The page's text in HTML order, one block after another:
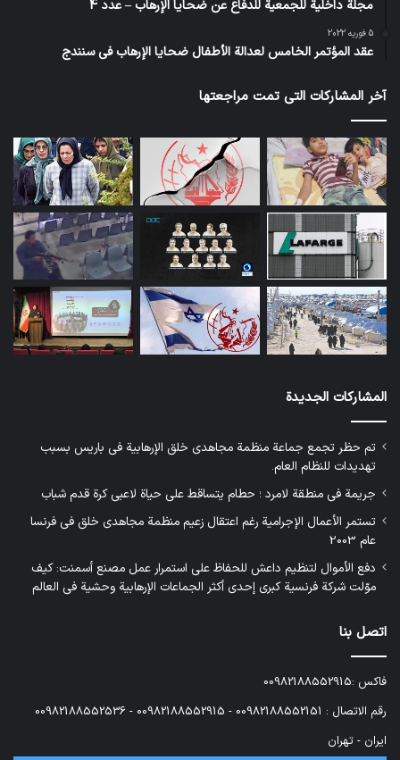
مجلة داخلية للجمعية للدفاع عن ضحايا الإرهاب – عدد 4
5 فوریه 2022
عقد المؤتمر الخامس لعدالة الأطفال ضحايا الإرهاب في سنندج
آخر المشاركات التي تمت مراجعتها
المشاركات الجديدة
تم حظر تجمع جماعة منظمة مجاهدي خلق الإرهابية في باريس بسبب
تهديدات للنظام العام.
جريمة في منطقة لامرد ؛ حطام يتساقط على حياة لاعبي كرة قدم شباب
تستمر الأعمال الإجرامية رغم اعتقال زعيم منظمة مجاهدي خلق في فرنسا
عام 2003
دفع الأموال لتنظيم داعش للحفاظ على استمرار عمل مصنع أسمنت: كيف
موّلت شركة فرنسية كبرى إحدى أكثر الجماعات الإرهابية وحشية في العالم
اتصل بنا
فاكس :00982188552915
رقم الاتصال : 00982188552151 - 00982188552915 - 00982188552536
ایران - تهران